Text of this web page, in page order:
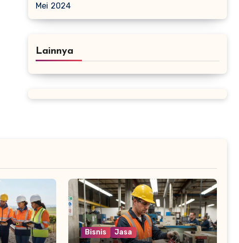
Mei 2024
Lainnya
Bisnis Jasa